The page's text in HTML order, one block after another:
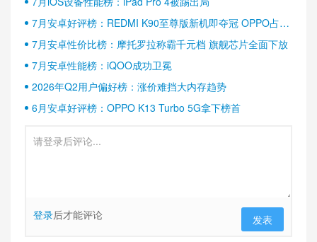
7月安卓好评榜：REDMI K90至尊版新机即夺冠 OPPO占据
半壁江山
7月安卓性价比榜：摩托罗拉称霸千元档 旗舰芯片全面下放
7月安卓性能榜：iQOO成功卫冕
2026年Q2用户偏好榜：涨价难挡大内存趋势
6月安卓好评榜：OPPO K13 Turbo 5G拿下榜首
登录后才能评论 发表